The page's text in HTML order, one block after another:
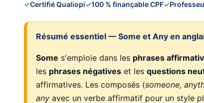
✓Certifié Qualiopi✓100 % finançable CPF✓
Résumé essentiel — Some et Any en
Some s'emploie dans les phrases
les phrases négatives et les questions
affirmatives. Les composés (someone,
any avec un verbe affirmatif pour un style